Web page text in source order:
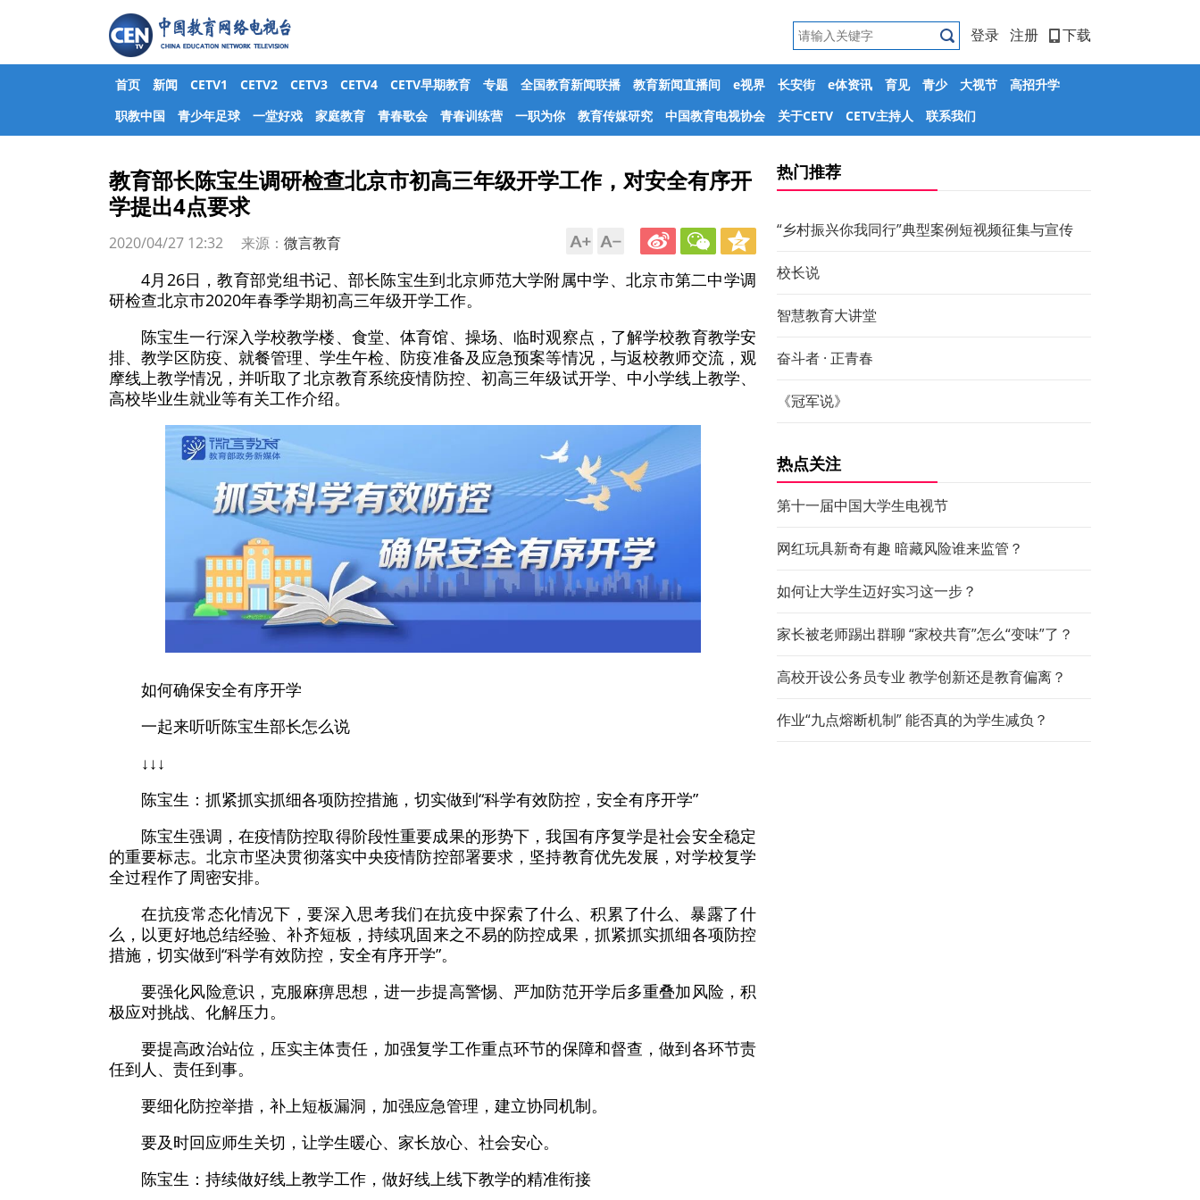
登录 注册 下载
首页 新闻 CETV1 CETV2 CETV3 CETV4 CETV早期教育 专题 全国教育新闻联播 教育新闻直播间 e视界 长安街 e体资讯 育见 青少 大视节
高招升学
职教中国
青少年足球 一堂好戏 家庭教育 青春歌会 青春训练营 一职为你 教育传媒研究 中国教育电视协会 关于CETV CETV主持人 联系我们
教育部长陈宝生调研检查北京市初高三年级开学工作，对安全有序开
学提出4点要求
2020/04/27 12:32 来源： 微言教育
4月26日，教育部党组书记、部长陈宝生到北京师范大学附属中学、北京市第二中学调
研检查北京市2020年春季学期初高三年级开学工作。
陈宝生一行深入学校教学楼、食堂、体育馆、操场、临时观察点，了解学校教育教学安
排、教学区防疫、就餐管理、学生午检、防疫准备及应急预案等情况，与返校教师交流，观
摩线上教学情况，并听取了北京教育系统疫情防控、初高三年级试开学、中小学线上教学、
高校毕业生就业等有关工作介绍。
如何确保安全有序开学
一起来听听陈宝生部长怎么说
↓↓↓
陈宝生：抓紧抓实抓细各项防控措施，切实做到“科学有效防控，安全有序开学”
陈宝生强调，在疫情防控取得阶段性重要成果的形势下，我国有序复学是社会安全稳定
的重要标志。北京市坚决贯彻落实中央疫情防控部署要求，坚持教育优先发展，对学校复学
全过程作了周密安排。
在抗疫常态化情况下，要深入思考我们在抗疫中探索了什么、积累了什么、暴露了什
么，以更好地总结经验、补齐短板，持续巩固来之不易的防控成果，抓紧抓实抓细各项防控
措施，切实做到“科学有效防控，安全有序开学”。
要强化风险意识，克服麻痹思想，进一步提高警惕、严加防范开学后多重叠加风险，积
极应对挑战、化解压力。
要提高政治站位，压实主体责任，加强复学工作重点环节的保障和督查，做到各环节责
任到人、责任到事。
要细化防控举措，补上短板漏洞，加强应急管理，建立协同机制。
要及时回应师生关切，让学生暖心、家长放心、社会安心。
陈宝生：持续做好线上教学工作，做好线上线下教学的精准衔接
热门推荐
“乡村振兴你我同行”典型案例短视频征集与宣传
校长说
智慧教育大讲堂
奋斗者 · 正青春
《冠军说》
热点关注
第十一届中国大学生电视节
网红玩具新奇有趣 暗藏风险谁来监管？
如何让大学生迈好实习这一步？
家长被老师踢出群聊 “家校共育”怎么“变味”了？
高校开设公务员专业 教学创新还是教育偏离？
作业“九点熔断机制” 能否真的为学生减负？